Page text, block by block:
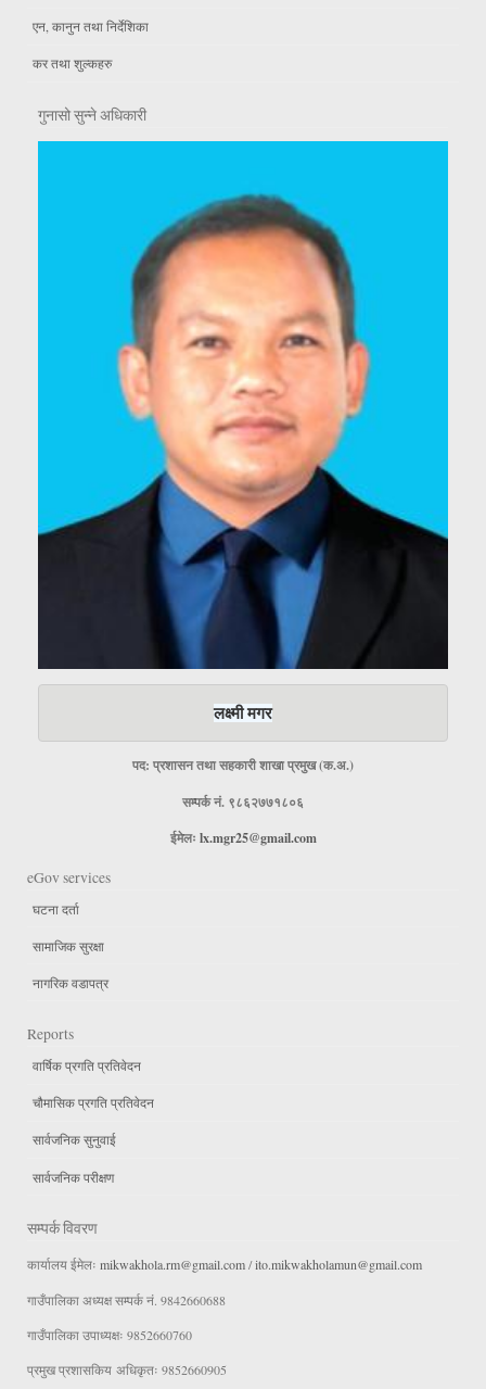
एन, कानुन तथा निर्देशिका
कर तथा शुल्कहरु
गुनासो सुन्ने अधिकारी
लक्ष्मी मगर
पद: प्रशासन तथा सहकारी शाखा प्रमुख (क.अ.)
सम्पर्क नं. ९८६२७७१८०६
ईमेलः lx.mgr25@gmail.com
eGov services
घटना दर्ता
सामाजिक सुरक्षा
नागरिक वडापत्र
Reports
वार्षिक प्रगति प्रतिवेदन
चौमासिक प्रगति प्रतिवेदन
सार्वजनिक सुनुवाई
सार्वजनिक परीक्षण
सम्पर्क विवरण
कार्यालय ईमेलः mikwakhola.rm@gmail.com/ito.mikwakholamun@gmail.com
गाउँपालिका अध्यक्ष सम्पर्क नं. 9842660688
गाउँपालिका उपाध्यक्षः 9852660760
प्रमुख प्रशासकिय अधिकृतः 9852660905